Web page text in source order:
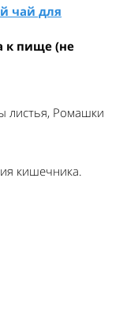
чай для
к пище (не
листья, Ромашки
кишечника.